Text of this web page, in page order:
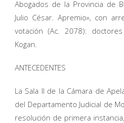
Abogados de la Provincia de
Julio César. Apremio», con
votación (Ac. 2078):
Kogan.
ANTECEDENTES
La Sala II de la Cámara de
del Departamento Judicial de
resolución de primera